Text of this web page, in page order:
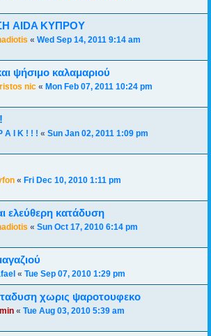
AIDA ΚΥΠΡΟΥ
« Wed Sep 14, 2011 9:14 am
ψήσιμο καλαμαριού
nic « Mon Feb 07, 2011 10:24 pm
A I K ! ! ! « Sun Jan 02, 2011 1:09 pm
« Fri Dec 10, 2010 1:11 pm
ελεύθερη κατάδυση
« Sun Oct 17, 2010 6:14 pm
« Tue Sep 07, 2010 1:29 pm
χωρις ψαροτουφεκο
« Tue Aug 03, 2010 5:39 am